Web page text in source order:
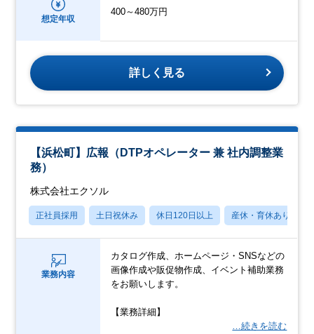
想定年収
400～480万円
詳しく見る
【浜松町】広報（DTPオペレーター 兼 社内調整業
務）
株式会社エクソル
正社員採用 土日祝休み 休日120日以上 産休・育休あり
業務内容
カタログ作成、ホームページ・SNSなどの
画像作成や販促物作成、イベント補助業務
をお願いします。
【業務詳細】
…続きを読む